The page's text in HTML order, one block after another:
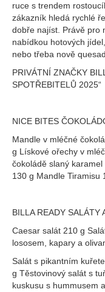
ruce s trendem
zákazník hledá rychlé
dobře najíst. Právě pro
nabídkou hotových
nebo třeba nově
PRIVÁTNÍ ZNAČKY
SPOTŘEBITELŮ 2025“
NICE BITES
Mandle v mléčné
g Lískové ořechy v
čokoládě slaný
130 g Mandle Tiramisu
BILLA READY SALÁTY
Caesar salát 210 g
lososem, kapary a
Salát s pikantním
g Těstovinový salát s
kuskusu s hummusem